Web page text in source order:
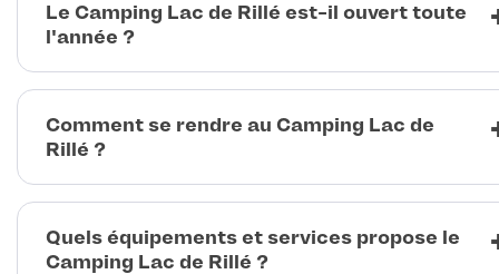
Le Camping Lac de Rillé est-il ouvert toute
l'année ?
Comment se rendre au Camping Lac de
Rillé ?
Quels équipements et services propose le
Camping Lac de Rillé ?